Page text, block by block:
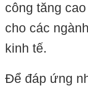
công tăng
cho các
kinh tế.
Để đáp ứng